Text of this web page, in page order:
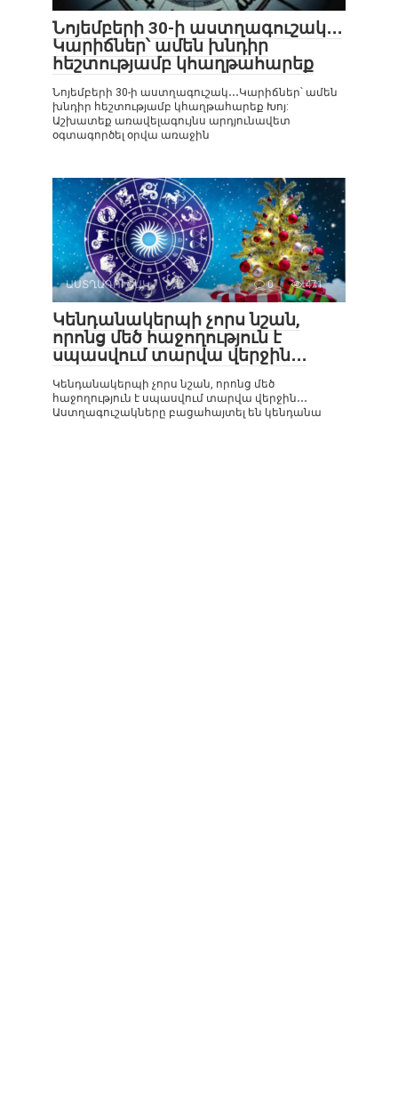
Նոյեմբերի 30-ի աստղագուշակ․․․
Կարիճներ՝ ամեն խնդիր
հեշտությամբ կհաղթահարեք
Նոյեմբերի 30-ի աստղագուշակ․․․Կարիճներ՝ ամեն
խնդիր հեշտությամբ կհաղթահարեք Խոյ:
Աշխատեք առավելագույնս արդյունավետ
օգտագործել օրվա առաջին
ԱՍՏՂԱԳՈՒՇԱԿ 0 471
Կենդանակերպի չորս նշան,
որոնց մեծ հաջողություն է
սպասվում տարվա վերջին․․․
Կենդանակերպի չորս նշան, որոնց մեծ
հաջողություն է սպասվում տարվա վերջին․․․
Աստղագուշակները բացահայտել են կենդանա